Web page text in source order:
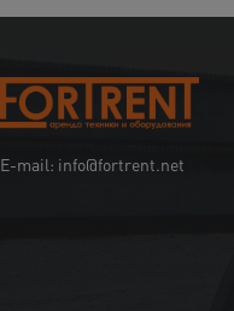
E-mail: info@fortrent.net